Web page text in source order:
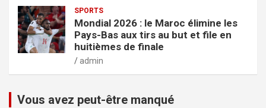
SPORTS
Mondial 2026 : le Maroc élimine les
Pays-Bas aux tirs au but et file en
huitièmes de finale
admin
Vous avez peut-être manqué